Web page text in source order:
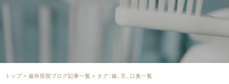
トップ > ⻭科医院ブログ記事一覧 > タグ：歯、舌、口臭一覧